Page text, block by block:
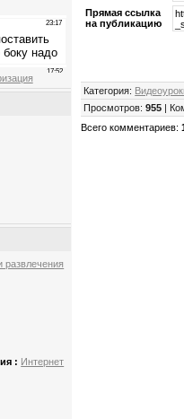
развлечения
: Интернет
Прямая ссылка
на публикацию
Категория:
Просмотров:955 |
Всего комментариев: